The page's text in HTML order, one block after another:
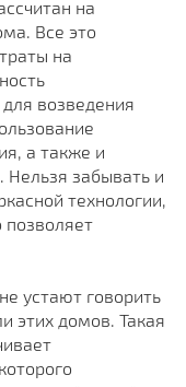
на
Все это
на
возведения
а также и
Нельзя забывать и
технологии,
позволяет
устают говорить
этих домов. Такая